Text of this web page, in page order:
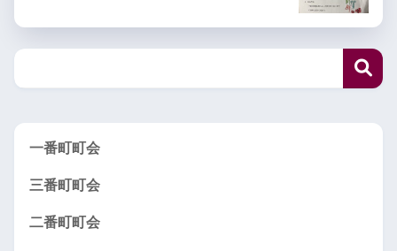
一番町町会
三番町町会
二番町町会